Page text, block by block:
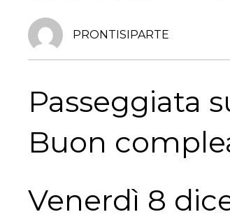
PRONTISIPARTE
Passeggiata
Buon
Venerdì 8